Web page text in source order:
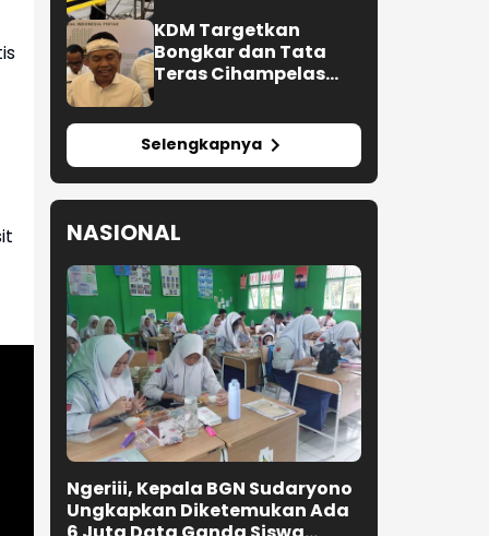
Bandung Disegel
KDM Targetkan
Bongkar dan Tata
Teras Cihampelas
Selengkapnya
NASIONAL
Ngeriii, Kepala BGN Sudaryono
Ungkapkan Diketemukan Ada